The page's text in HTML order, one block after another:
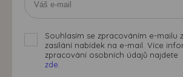
Souhlasím se zpracováním e-mailu
zasílání nabídek na e-mail. Více
zpracování osobních údajů najdete
zde.